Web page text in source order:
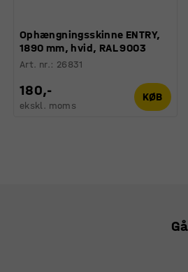
Ophængningsskinne ENTRY,
1890 mm, hvid, RAL 9003
Art. nr.: 26831
180,-
ekskl. moms
KØB